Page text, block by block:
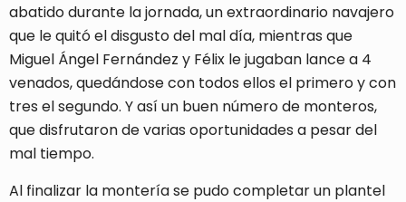
abatido durante la jornada, un extraordinario navajero
que le quitó el disgusto del mal día, mientras que
Miguel Ángel Fernández y Félix le jugaban lance a 4
venados, quedándose con todos ellos el primero y con
tres el segundo. Y así un buen número de monteros,
que disfrutaron de varias oportunidades a pesar del
mal tiempo.
Al finalizar la montería se pudo completar un plantel